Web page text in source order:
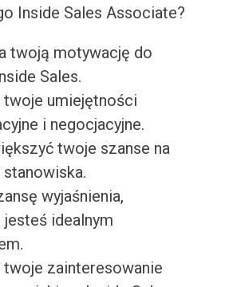
Inside Sales Associate?
twoją motywację do
Sales.
twoje umiejętności
i negocjacyjne.
twoje szanse na
wyjaśnienia,
idealnym
twoje zainteresowanie